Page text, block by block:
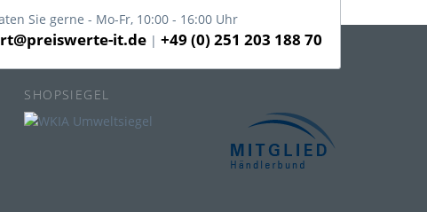
Sie gerne - Mo-Fr, 10:00 - 16:00 Uhr
it.de | +49 (0) 251 203 188 70
SHOPSIEGEL